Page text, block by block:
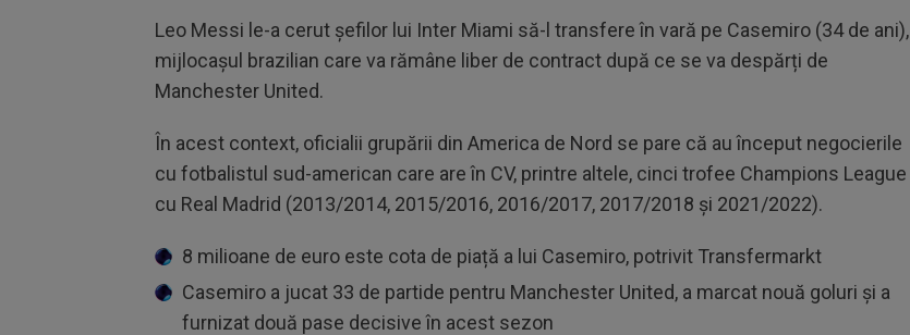
Leo Messi le-a cerut șefilor lui Inter Miami să-l transfere în vară pe Casemiro (34 de ani),
mijlocașul brazilian care va rămâne liber de contract după ce se va despărți de
Manchester United.
În acest context, oficialii grupării din America de Nord se pare că au început negocierile
cu fotbalistul sud-american care are în CV, printre altele, cinci trofee Champions League
cu Real Madrid (2013/2014, 2015/2016, 2016/2017, 2017/2018 și 2021/2022).
8 milioane de euro este cota de piață a lui Casemiro, potrivit Transfermarkt
Casemiro a jucat 33 de partide pentru Manchester United, a marcat nouă goluri și a
furnizat două pase decisive în acest sezon